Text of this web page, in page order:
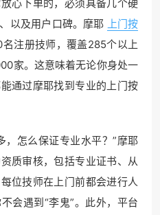
心下单的，必须具备几个硬
以及用户口碑。摩耶 上门按
注册技师，覆盖285个以上
家。这意味着无论你身处一
通过摩耶找到专业的上门按
，怎么保证专业水平？”摩耶
质审核，包括专业证书、从
位技师在上门前都会进行人
会遇到“李鬼”。此外，平台